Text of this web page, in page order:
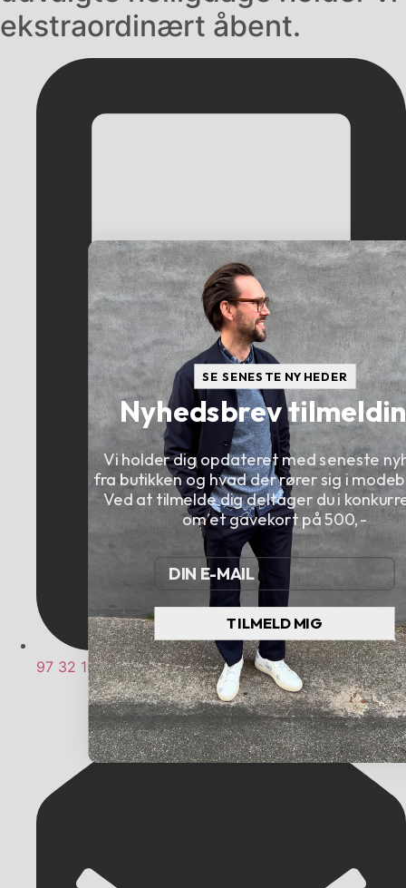
ekstraordinært åbent.
97 32 15 15
SE SENESTE NYHEDER
Nyhedsbrev
Vi holder dig opdateret med seneste
fra butikken og hvad der rører sig i
Ved at tilmelde dig deltager du i
om et gavekort på 500,-
Email
TILMELD MIG